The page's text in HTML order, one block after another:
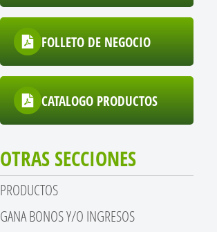
FOLLETO DE NEGOCIO
CATALOGO PRODUCTOS
OTRAS SECCIONES
PRODUCTOS
GANA BONOS Y/O INGRESOS